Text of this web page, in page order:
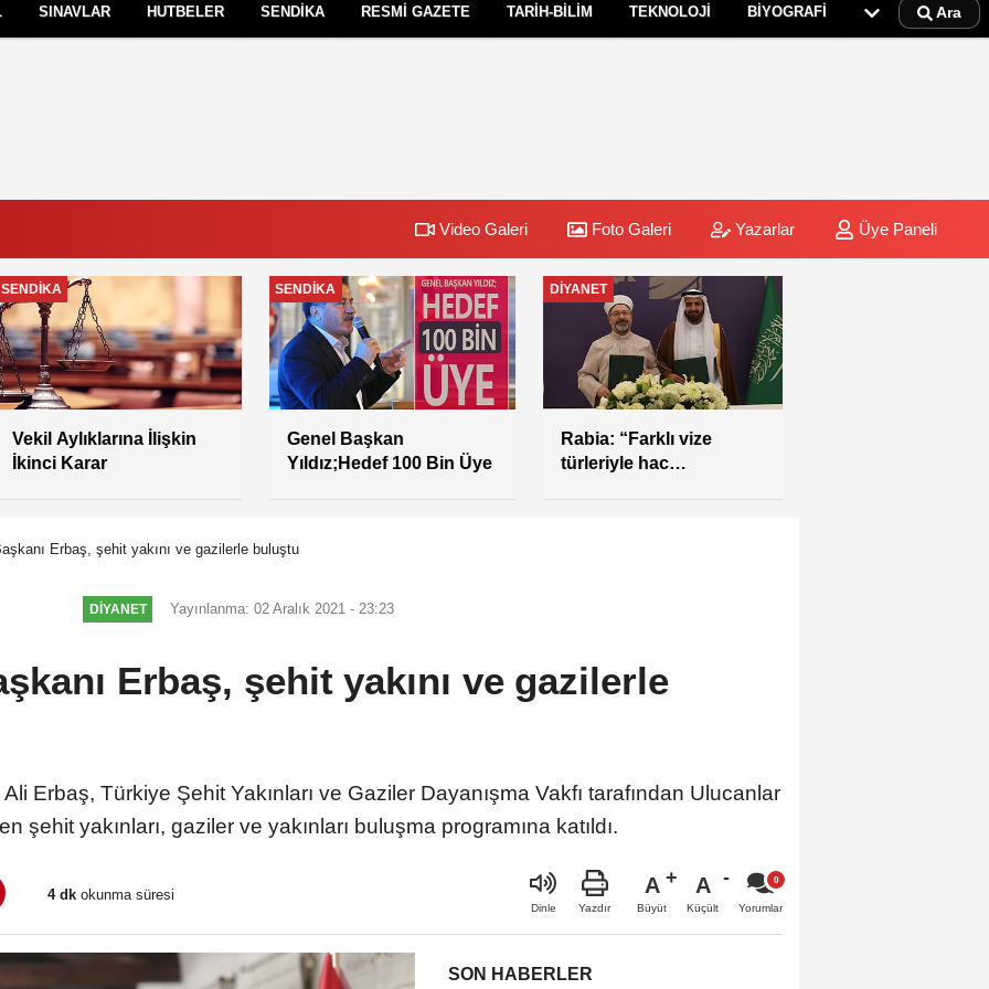
Çerez Politikası Gizlilik İlkeleri
SINAVLAR HUTBELER SENDİKA RESMİ GAZETE TARİH-BİLİM TEKNOLOJİ BİYOGRAFİ Ara
Video Galeri Foto Galeri Yazarlar Üye Paneli
Vekil Aylıklarına İlişkin
İkinci Karar
SENDİKA
Genel Başkan
Yıldız;Hedef 100 Bin Üye
DİYANET
Rabia: “Farklı vize
türleriyle hac
Erbaş, şehit yakını ve gazilerle buluştu
DİYANET Yayınlanma: 02 Aralık 2021 - 23:23
Erbaş, şehit yakını ve gazilerle
Erbaş, Türkiye Şehit Yakınları ve Gaziler Dayanışma Vakfı tarafından Ulucanlar
şehit yakınları, gaziler ve yakınları buluşma programına katıldı.
4 dk okunma süresi
Dinle Yazdır
A
Büyüt
A
Küçült Yorumlar
SON HABERLER